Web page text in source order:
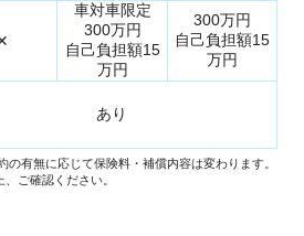
車対車限定
300万円
自己負担額15
万円
300万円
自己負担額15
万円
あり
有無に応じて保険料・補償内容は変わります。
ご確認ください。